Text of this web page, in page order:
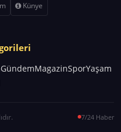
Künye
GündemMagazinSporYaşam
7/24 Haber